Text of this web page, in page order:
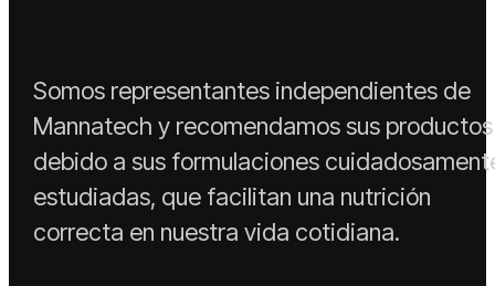
Somos representantes independientes de
Mannatech y recomendamos sus productos
debido a sus formulaciones
estudiadas, que facilitan una nutrición
correcta en nuestra vida cotidiana.